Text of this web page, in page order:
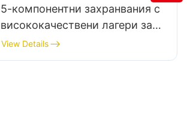
5-компонентни захранвания с
висококачествени лагери за
вентилатори за дългосрочна
надеждност
View Details